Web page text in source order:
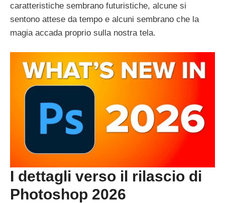
caratteristiche sembrano futuristiche, alcune si
sentono attese da tempo e alcuni sembrano che la
magia accada proprio sulla nostra tela.
I dettagli verso il rilascio di
Photoshop 2026